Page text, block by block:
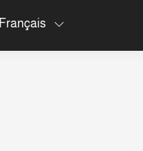
Français